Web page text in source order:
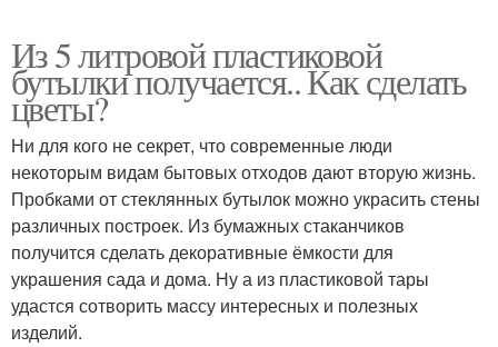
Бутылки на даче
Пальма из
пластмассовых
Бутылки в дизайне
Кормушки из
пластиковых бутылок
Бутылки для кур
Руки из пластиковой
Из 5 литровой пластиковой
бутылки получается.. Как сделать
цветы?
Ни для кого не секрет, что современные люди
некоторым видам бытовых отходов дают вторую жизнь.
Пробками от стеклянных бутылок можно украсить стены
различных построек. Из бумажных стаканчиков
получится сделать декоративные ёмкости для
украшения сада и дома. Ну а из пластиковой тары
удастся сотворить массу интересных и полезных
изделий.